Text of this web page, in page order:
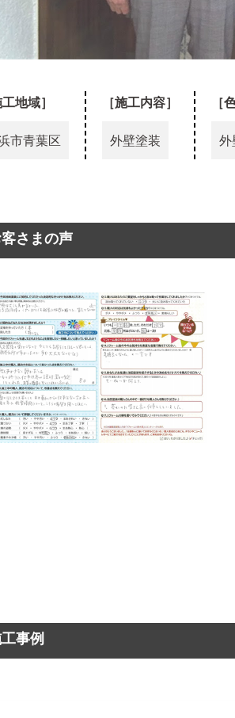
工地域］
市青葉区
［施工内容］
外壁塗装
［
外
さまの声
事例